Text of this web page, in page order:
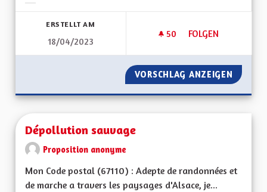
ERSTELLT AM
18/04/2023
50 50 FOLLOWER
FOLGEN
CROISSANCE
VORSCHLAG ANZEIGEN
Dépollution sauvage
Proposition anonyme
Mon Code postal (67110) : Adepte de randonnées et
de marche a travers les paysages d'Alsace, je...